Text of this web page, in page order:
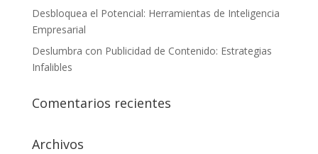
Desbloquea el Potencial: Herramientas de Inteligencia
Empresarial
Deslumbra con Publicidad de Contenido: Estrategias
Infalibles
Comentarios recientes
Archivos